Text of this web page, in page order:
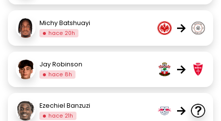
Michy Batshuayi
hace 20h →
Jay Robinson
hace 8h →
Ezechiel Banzuzi
hace 21h →